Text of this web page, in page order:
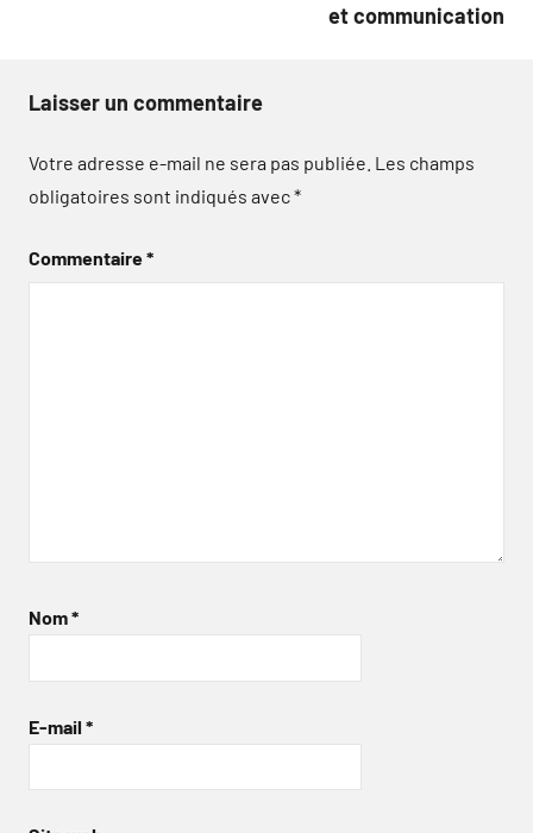
et communication
Laisser un commentaire
Votre adresse e-mail ne sera pas publiée. Les champs
obligatoires sont indiqués avec*
Commentaire*
Nom*
E-mail *